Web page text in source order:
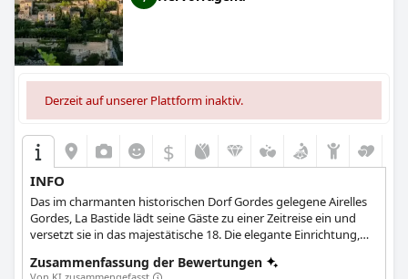
Derzeit auf unserer Plattform inaktiv.
$
INFO
Das im charmanten historischen Dorf Gordes gelegene Airelles
Gordes, La Bastide lädt seine Gäste zu einer Zeitreise ein und
versetzt sie in das majestätische 18. Die elegante Einrichtung,
zahlreichen Aktivitäten für Kinder und Familien machen den
Zusammenfassung der Bewertungen